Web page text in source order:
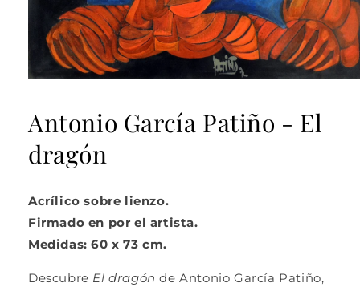
1
en
una
ventana
Antonio García Patiño - El
dragón
Acrílico sobre lienzo.
Firmado en por el artista.
Medidas: 60 x 73 cm.
Descubre El dragón deAntonio García Patiño,